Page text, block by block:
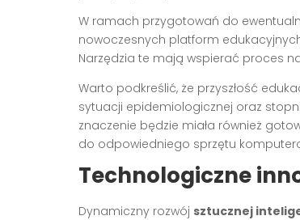
W ramach przygotowań do
nowoczesnych platform
Narzędzia te mają wspierać proces
Warto podkreślić, że przyszłość
sytuacji epidemiologicznej oraz
znaczenie będzie miała również
do odpowiedniego sprzętu
Technologiczne
Dynamiczny rozwój sztucznej